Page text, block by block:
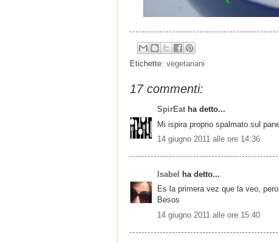
Etichette: vegetariani
17 commenti:
SpirEat ha detto...
Mi ispira proprio spalmato sul
14 giugno 2011 alle ore 14:36
Isabel ha detto...
Es la primera vez que la veo,
Besos
14 giugno 2011 alle ore 15:40